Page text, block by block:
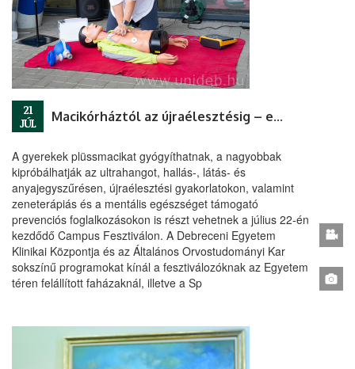
21
JÚL
Macikórháztól az újraélesztésig – egészségprogramok a Campuson
A gyerekek plüssmacikat gyógyíthatnak, a nagyobbak
kipróbálhatják az ultrahangot, hallás-, látás- és
anyajegyszűrésen, újraélesztési gyakorlatokon, valamint
zeneterápiás és a mentális egészséget támogató
prevenciós foglalkozásokon is részt vehetnek a július 22-én
kezdődő Campus Fesztiválon. A Debreceni Egyetem
Klinikai Központja és az Általános Orvostudományi Kar
sokszínű programokat kínál a fesztiválozóknak az Egyetem
téren felállított faházaknál, illetve a Sp